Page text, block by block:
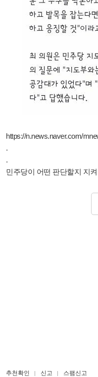
https://n.news.naver.com/
.
.
민주당이 어떤 판단할지 지
추천확인 신고 스팸신고